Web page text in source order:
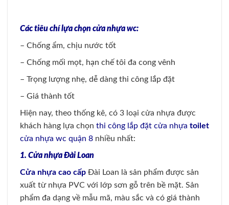
Các tiêu chí lựa chọn cửa nhựa wc:
– Chống ẩm, chịu nước tốt
– Chống mối mọt, hạn chế tôi đa cong vênh
– Trọng lượng nhẹ, dễ dàng thi công lắp đặt
– Giá thành tốt
Hiện nay, theo thống kê, có 3 loại cửa nhựa được
khách hàng lựa chọn thi công lắp đặt cửa nhựa toilet
cửa nhựa wc quận 8 nhiều nhất:
1. Cửa nhựa Đài Loan
Cửa nhựa cao cấp Đài Loan là sản phẩm được sản
xuất từ nhựa PVC với lớp sơn gỗ trên bề mặt. Sản
phẩm đa dạng về mẫu mã, màu sắc và có giá thành